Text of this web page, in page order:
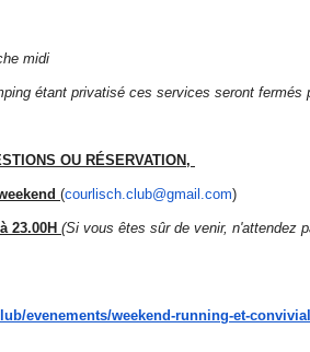
midi
étant privatisé ces services seront fermés
OU RÉSERVATION,
(courlisch.club@gmail.com)
23.00H (Si vous êtes sûr de venir, n'attendez
evenements/weekend-running-et-